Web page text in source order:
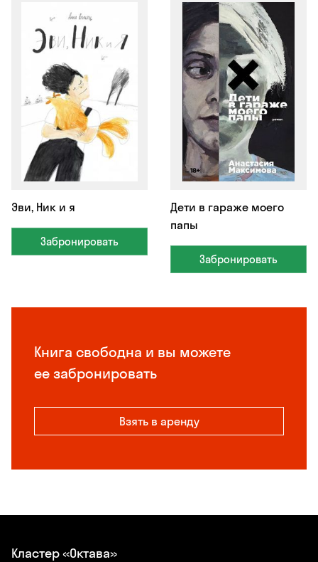
Книга свободна и вы можете
ее забронировать
Взять в аренду
Эви, Ник и я
Забронировать
Дети в гараже моего
папы
Забронировать
Кластер «Октава»